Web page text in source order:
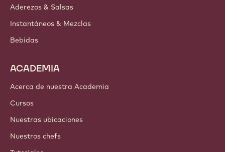
Aderezos & Salsas
Instantáneos & Mezclas
Bebidas
ACADEMIA
Acerca de nuestra Academia
Cursos
Nuestras ubicaciones
Nuestros chefs